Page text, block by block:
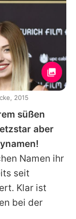
süßen
aber
Namen ihr
seit
Klar ist
bei der
2015